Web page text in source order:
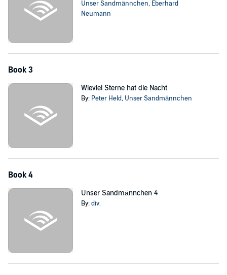
Unser Sandmännchen, Eberhard
Neumann
Book 3
Wieviel Sterne hat die Nacht
By: Peter Held, Unser Sandmännchen
Book 4
Unser Sandmännchen 4
By:div.